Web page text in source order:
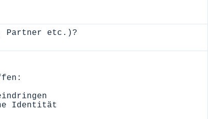
Partner etc.)?
Identität